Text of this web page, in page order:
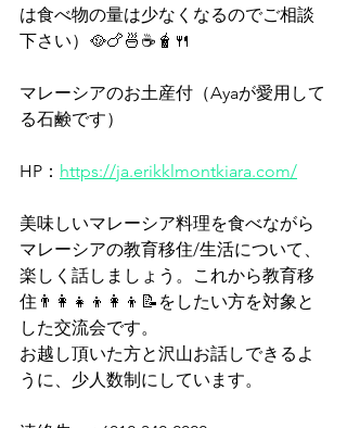
は食べ物の量は少なくなるのでご相談
下さい）🥘🍗🍜☕️🧋🍴
マレーシアのお土産付（Ayaが愛用して
る石鹸です）
HP： https://ja.erikklmontkiara.com/
美味しいマレーシア料理を食べながら
マレーシアの教育移住/生活について、
楽しく話しましょう。これから教育移
住👨‍👩‍👧‍👦👩‍👦📝をしたい方を対象と
した交流会です。
お越し頂いた方と沢山お話しできるよ
うに、少人数制にしています。